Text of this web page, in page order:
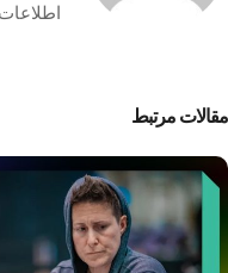
مقالات مرتبط